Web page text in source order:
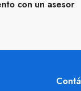
con un asesor